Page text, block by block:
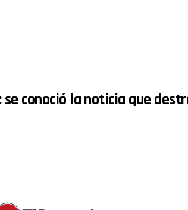
se conoció la noticia que